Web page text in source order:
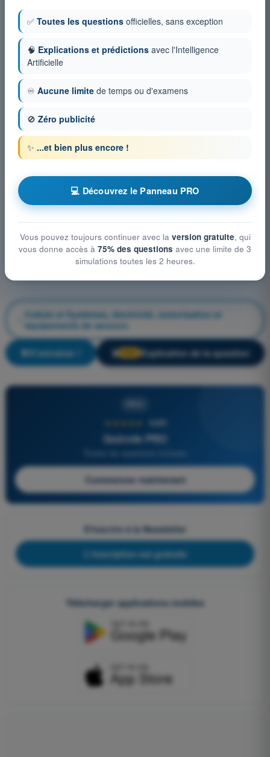
Cellule et Systèmes, électricité, motorisation et
équipements de secours
S'entraîner ! 🔒 Explication de la question
4,6/5
Quizvds PRO
Commencer maintenant
S'inscrire à la Newsletter
L'inscription est gratuite
Télécharger applications mobiles
✅ Toutes les questions officielles, sans exception
🧠 Explications et prédictions avec l'Intelligence
Artificielle
♾️ Aucune limite de temps ou d'examens
🚫 Zéro publicité
✨ ...et bien plus encore !
💻 Découvrez le Panneau PRO
Vous pouvez toujours continuer avec la version gratuite, qui
vous donne accès à 75% des questions avec une limite de 3
simulations toutes les 2 heures.